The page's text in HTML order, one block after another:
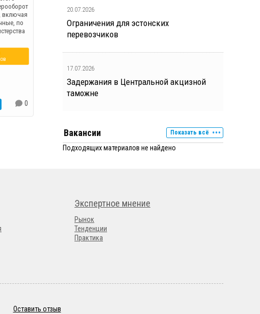
включая
по
0
20.07.2026
Ограничения для эстонских
перевозчиков
17.07.2026
Задержания в Центральной акцизной
таможне
Вакансии Показать всё
Подходящих материалов не найдено
Экспертное мнение
Рынок
Тенденции
Практика
Оставить отзыв